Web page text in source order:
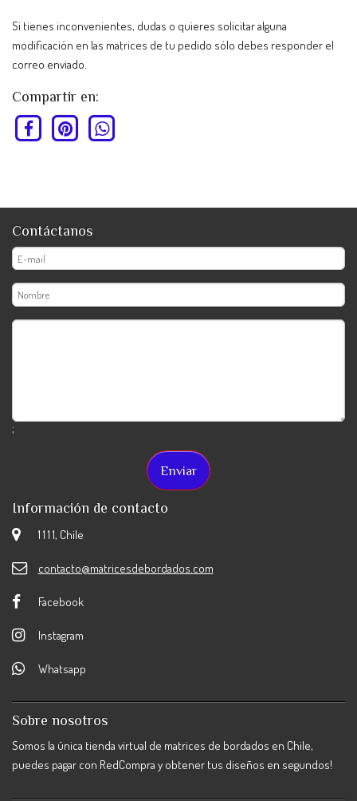
Si tienes inconvenientes, dudas o quieres solicitar alguna
modificación en las matrices de tu pedido sólo debes responder el
correo enviado.
Compartir en:
Contáctanos
;
Información de contacto
1 1 1 1, Chile
contacto@matricesdebordados.com
Facebook
Instagram
Whatsapp
Sobre nosotros
Somos la única tienda virtual de matrices de bordados en Chile,
puedes pagar con RedCompra y obtener tus diseños en segundos!